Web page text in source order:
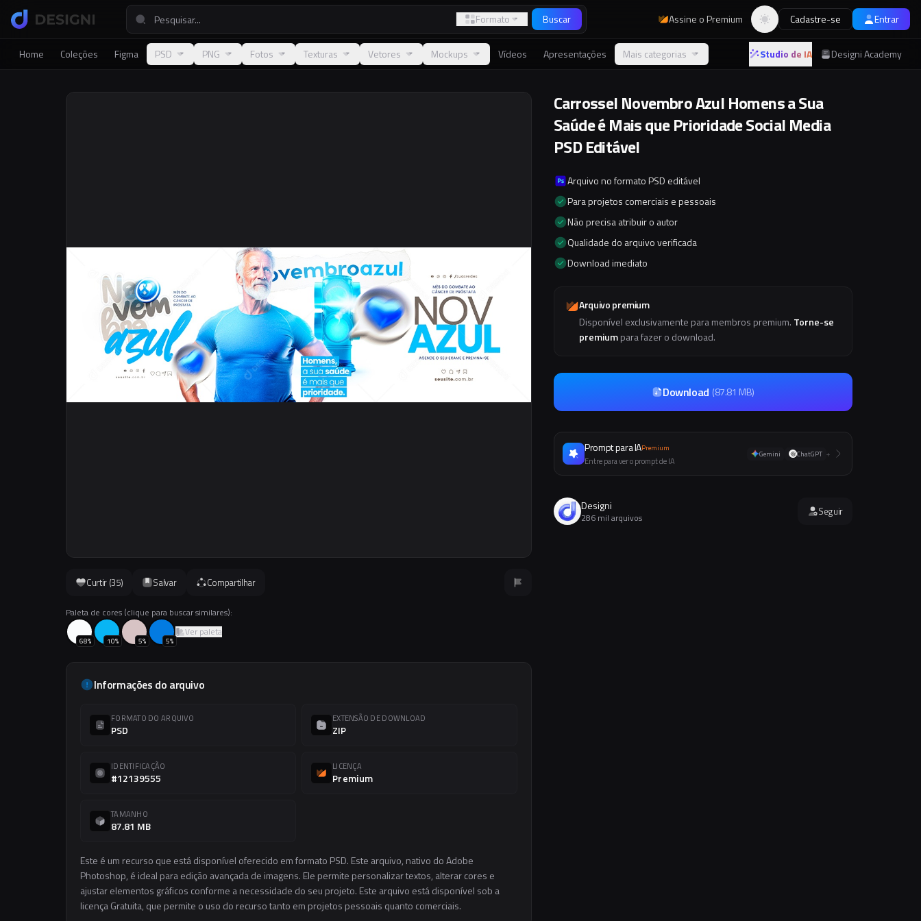
Formato Buscar Assine o Premium Alternar tema
Cadastre-se Entrar
Home Coleções Figma PSD PNG Fotos Texturas Vetores Mockups Vídeos Apresentações Mais categorias Studio de IA Designi Academy
Curtir (35) Salvar Compartilhar
Paleta de cores (clique para buscar similares):
68% 10% 5% 5%
Ver paleta
Informações do arquivo
FORMATO DO ARQUIVO
PSD
EXTENSÃO DE DOWNLOAD
ZIP
IDENTIFICAÇÃO
#12139555
LICENÇA
Premium
TAMANHO
87.81 MB
Este é um recurso que está disponível oferecido em formato PSD. Este arquivo, nativo do Adobe
Photoshop, é ideal para edição avançada de imagens. Ele permite personalizar textos, alterar cores e
ajustar elementos gráficos conforme a necessidade do seu projeto. Este arquivo está disponível sob a
licença Gratuita, que permite o uso do recurso tanto em projetos pessoais quanto comerciais.
Carrossel Novembro Azul Homens a Sua
Saúde é Mais que Prioridade Social Media
PSD Editável
Arquivo no formato PSD editável
Para projetos comerciais e pessoais
Não precisa atribuir o autor
Qualidade do arquivo verificada
Download imediato
Arquivo premium
Disponível exclusivamente para membros premium. Torne-se
premiumpara fazer o download.
Download (87.81 MB)
Prompt para IAPremium
Entre para ver o prompt de IA
Gemini ChatGPT +
Designi
286 mil arquivos Seguir